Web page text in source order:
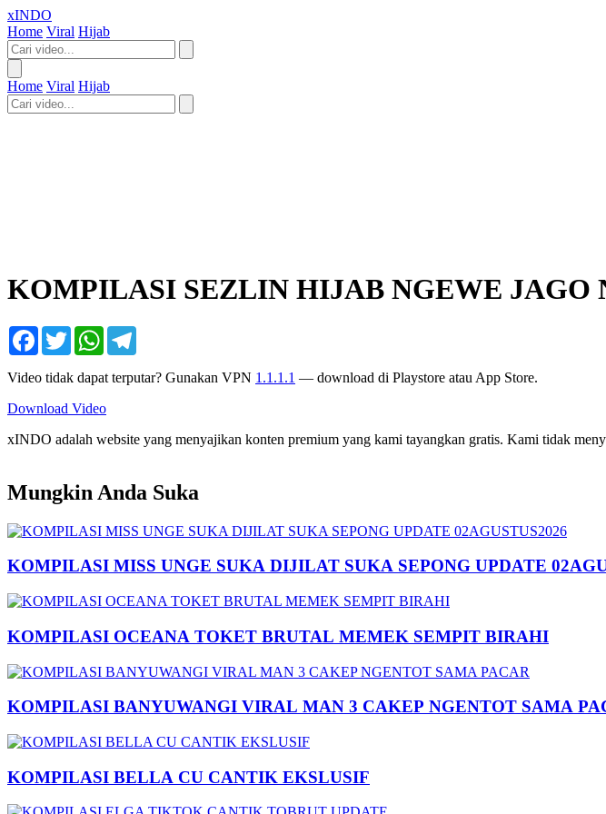
xINDO
Home Viral Hijab
Home Viral Hijab
KOMPILASI SEZLIN HIJAB NGEWE JAGO
Facebook
TwitterWhatsApp
Video tidak dapat terputar? Gunakan VPN 1.1.1.1 — download di Playstore atau App Store.
Download Video
xINDO adalah website yang menyajikan konten premium yang kami tayangkan gratis. Kami tidak
Mungkin Anda Suka
KOMPILASI MISS UNGE SUKA DIJILAT SUKA SEPONG UPDATE
KOMPILASI OCEANA TOKET BRUTAL MEMEK SEMPIT BIRAHI
KOMPILASI BANYUWANGI VIRAL MAN 3 CAKEP NGENTOT SAMA
KOMPILASI BELLA CU CANTIK EKSLUSIF